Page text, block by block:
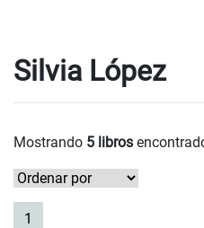
Silvia López
Mostrando 5 libros
1